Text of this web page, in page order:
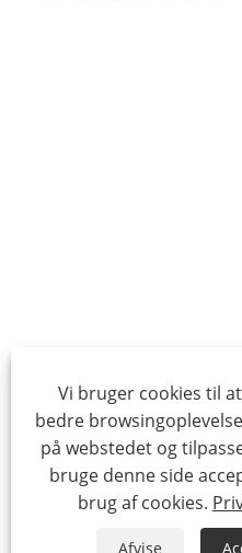
Vi bruger cookies til
bedre
på webstedet og
bruge denne side
brug af cookies.
Afvise